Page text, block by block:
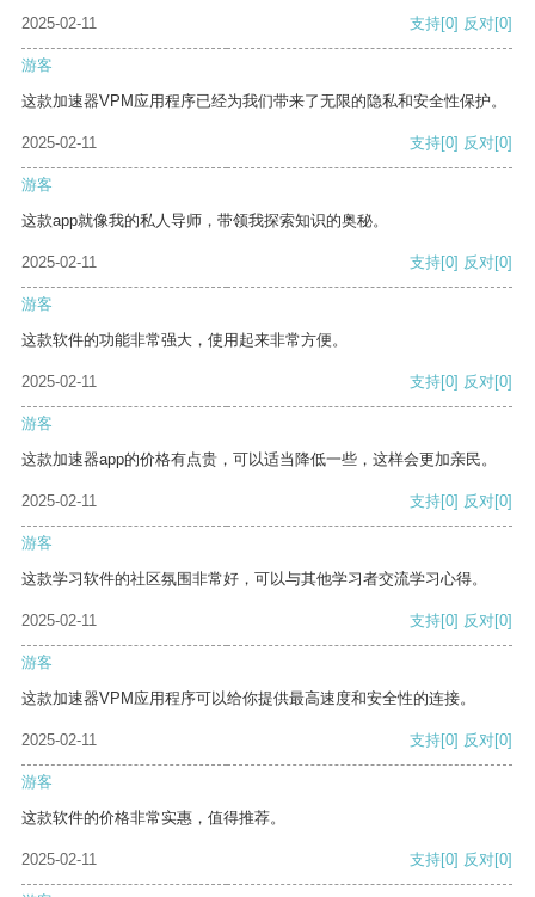
2025-02-11 支持[0] 反对[0]
游客
这款加速器VPM应用程序已经为我们带来了无限的隐私和安全性保护。
2025-02-11 支持[0] 反对[0]
游客
这款app就像我的私人导师，带领我探索知识的奥秘。
2025-02-11 支持[0] 反对[0]
游客
这款软件的功能非常强大，使用起来非常方便。
2025-02-11 支持[0] 反对[0]
游客
这款加速器app的价格有点贵，可以适当降低一些，这样会更加亲民。
2025-02-11 支持[0] 反对[0]
游客
这款学习软件的社区氛围非常好，可以与其他学习者交流学习心得。
2025-02-11 支持[0] 反对[0]
游客
这款加速器VPM应用程序可以给你提供最高速度和安全性的连接。
2025-02-11 支持[0] 反对[0]
游客
这款软件的价格非常实惠，值得推荐。
2025-02-11 支持[0] 反对[0]